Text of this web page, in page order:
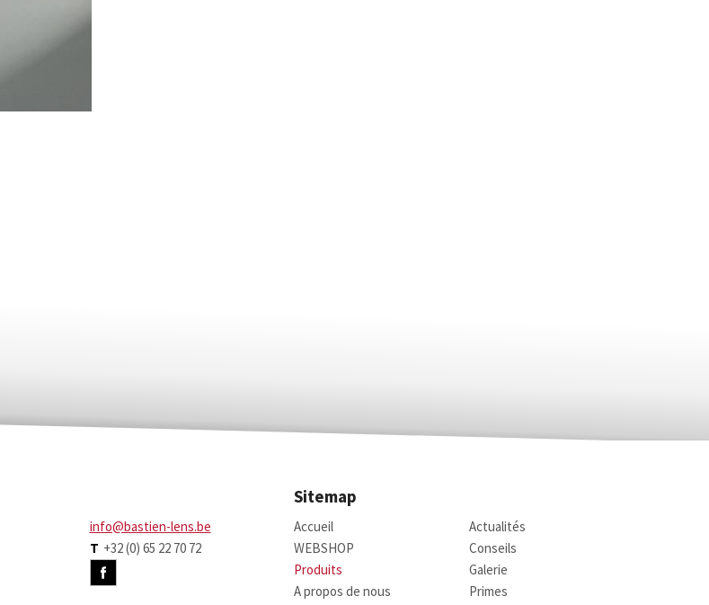
info@bastien-lens.be
T +32 (0) 65 22 70 72
Sitemap
Accueil
WEBSHOP
Produits
A propos de nous
Actualités
Conseils
Galerie
Primes